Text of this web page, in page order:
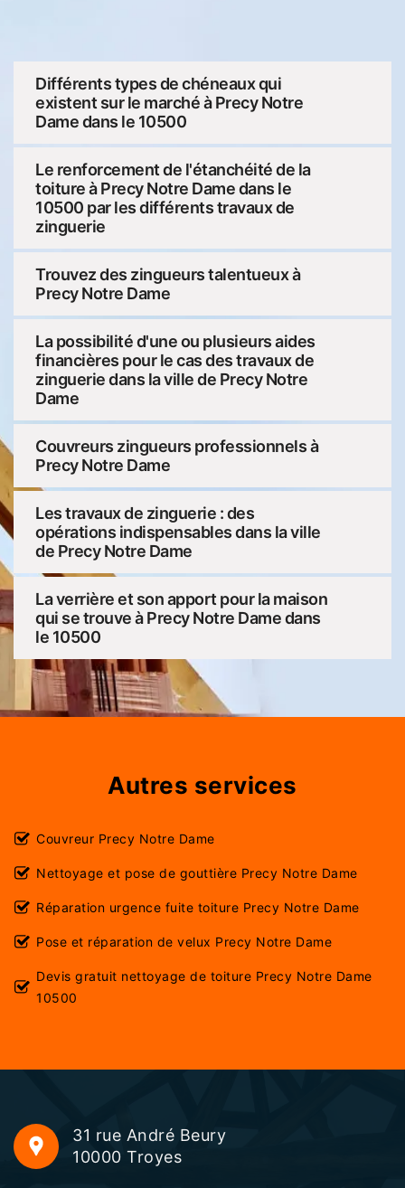
Différents types de chéneaux qui
existent sur le marché à Precy Notre
Dame dans le 10500
Le renforcement de l'étanchéité de la
toiture à Precy Notre Dame dans le
10500 par les différents travaux de
zinguerie
Trouvez des zingueurs talentueux à
Precy Notre Dame
La possibilité d'une ou plusieurs aides
financières pour le cas des travaux de
zinguerie dans la ville de Precy Notre
Dame
Couvreurs zingueurs professionnels à
Precy Notre Dame
Les travaux de zinguerie : des
opérations indispensables dans la ville
de Precy Notre Dame
La verrière et son apport pour la maison
qui se trouve à Precy Notre Dame dans
le 10500
Autres services
Couvreur Precy Notre Dame
Nettoyage et pose de gouttière Precy Notre Dame
Réparation urgence fuite toiture Precy Notre Dame
Pose et réparation de velux Precy Notre Dame
Devis gratuit nettoyage de toiture Precy Notre Dame
10500
31 rue André Beury
10000 Troyes